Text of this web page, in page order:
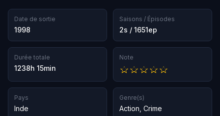
Date de sortie
1998
Saisons / Épisodes
2s / 1651ep
Durée totale
1238h 15min
Note
Pays
Inde
Genre(s)
Action Crime